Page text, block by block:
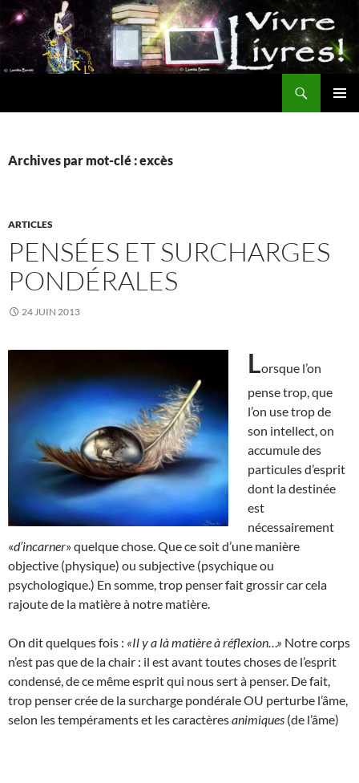
Aller
au
contenu
Archives par mot-clé : excès
ARTICLES
PENSÉES ET SURCHARGES
PONDÉRALES
24 JUIN 2013
Lorsque l’on
pense trop, que
l’on use trop de
son intellect, on
accumule des
particules d’esprit
dont la destinée
est
nécessairement
«d’incarner» quelque chose. Que ce soit d’une manière
objective (physique) ou subjective (psychique ou
psychologique.) En somme, trop penser fait grossir car cela
rajoute de la matière à notre matière.
On dit quelques fois : «Il y a là matière à réflexion…» Notre corps
n’est pas que de la chair : il est avant toutes choses de l’esprit
condensé, de ce même esprit qui nous sert à penser. De fait,
trop penser crée de la surcharge pondérale OU perturbe l’âme,
selon les tempéraments et les caractèresanimiques (de l’âme)